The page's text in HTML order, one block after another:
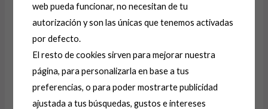
Correo electrónico*
Guarda mi nombre, correo electrónico y web en
este navegador para la próxima vez que comente.
web pueda funcionar, no necesitan de tu
autorización y son las únicas que tenemos activadas
por defecto.
El resto de cookies sirven para mejorar nuestra
página, para personalizarla en base a tus
preferencias, o para poder mostrarte publicidad
ajustada a tus búsquedas, gustos e intereses